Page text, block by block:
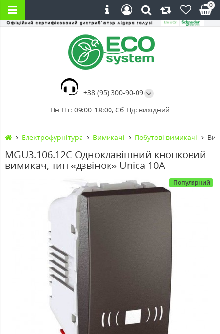
+38 (95) 300-90-09
Пн-Пт: 09:00-18:00, Сб-Нд: вихідний
0
Електрофурнітура Вимикачі Побутові вимикачі
MGU3.106.12C Одноклавішний кнопковий
вимикач, тип «дзвінок» Unica 10А
Популярний